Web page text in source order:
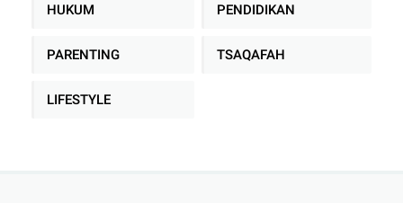
HUKUM PENDIDIKAN
PARENTING TSAQAFAH
LIFESTYLE